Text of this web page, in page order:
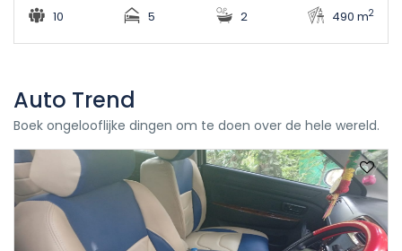
10 5 2 490 m2
Auto Trend
Boek ongelooflijke dingen om te doen over de hele wereld.